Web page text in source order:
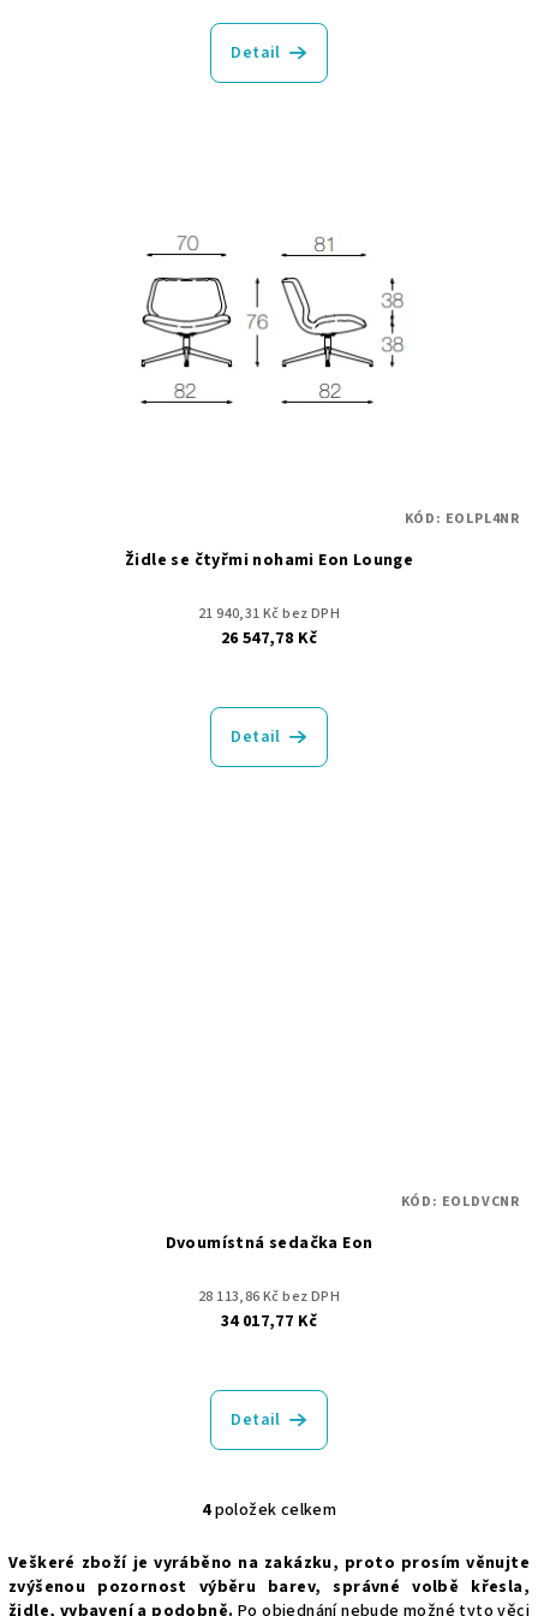
Detail
Židle se čtyřmi nohami Eon Lounge
21 940,31 Kč bez DPH
26 547,78 Kč
Detail
KÓD: EOLPL4NR
Dvoumístná sedačka Eon
28 113,86 Kč bez DPH
34 017,77 Kč
Detail
KÓD: EOLDVCNR
O
l
á
4položek celkem
Veškeré zboží je vyráběno na zakázku, proto prosím věnujte
zvýšenou pozornost výběru barev, správné volbě křesla,
židle, vybavení a podobně. Po objednání nebude možné tyto věci